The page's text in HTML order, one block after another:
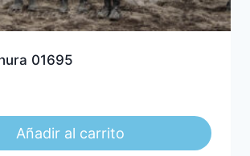
01695
Añadir al carrito